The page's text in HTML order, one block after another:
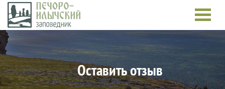
Оставить отзыв